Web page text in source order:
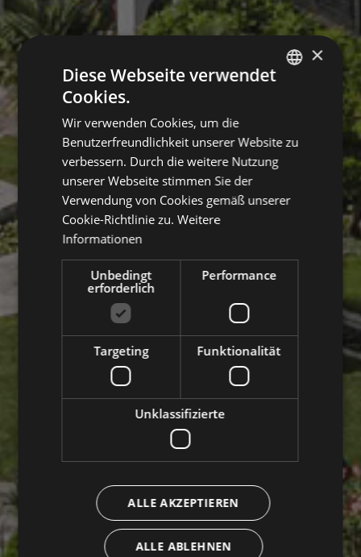
×
Diese Webseite verwendet
Cookies.
Wir verwenden Cookies, um die
Benutzerfreundlichkeit unserer Website zu
verbessern. Durch die weitere Nutzung
unserer Webseite stimmen Sie der
Verwendung von Cookies gemäß unserer
Cookie-Richtlinie zu. Weitere
Informationen
Unbedingt
erforderlich
Performance
Targeting Funktionalität
Unklassifizierte
ALLE AKZEPTIEREN
ALLE ABLEHNEN